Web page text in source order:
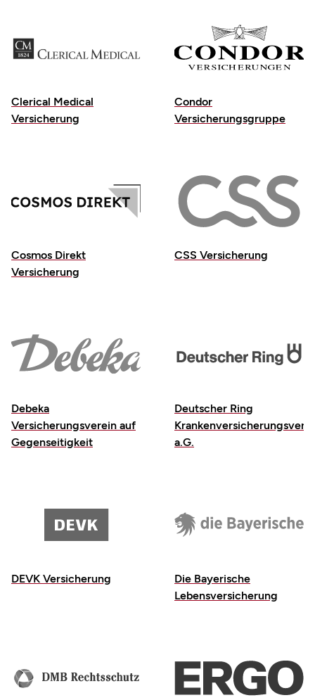
Clerical Medical
Versicherung
Condor
Versicherungsgruppe
Cosmos Direkt
Versicherung
CSS Versicherung
Debeka
Versicherungsverein auf
Gegenseitigkeit
Deutscher Ring
a.G.
DEVK Versicherung
Die Bayerische
Lebensversicherung